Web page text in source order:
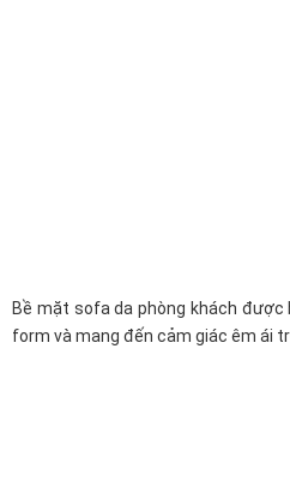
Bề mặt sofa da phòng khách được
form và mang đến cảm giác êm ái